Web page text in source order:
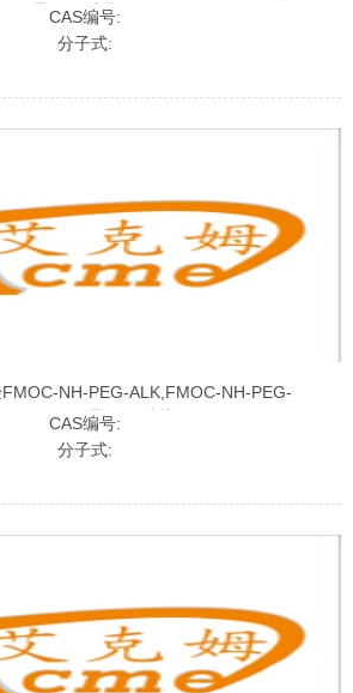
聚乙二醇叠氮
CAS编号:
分子式:
NH-PEG-ALK,FMOC-NH-PEG-
聚乙二醇炔烃
CAS编号:
分子式: